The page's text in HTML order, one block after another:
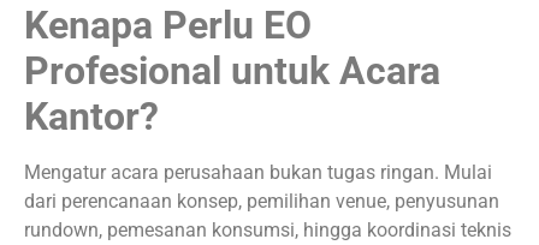
Kenapa Perlu EO
Profesional untuk Acara
Kantor?
Mengatur acara perusahaan bukan tugas ringan. Mulai
dari perencanaan konsep, pemilihan venue, penyusunan
rundown, pemesanan konsumsi, hingga koordinasi teknis